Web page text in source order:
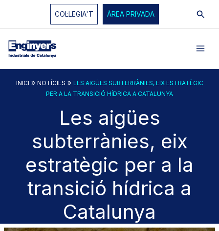
COL·LEGIA'T ÀREA PRIVADA
INICI » NOTÍCIES » LES AIGÜES SUBTERRÀNIES, EIX ESTRATÈGIC
PER A LA TRANSICIÓ HÍDRICA A CATALUNYA
Les aigües
subterrànies, eix
estratègic per a la
transició hídrica a
Catalunya